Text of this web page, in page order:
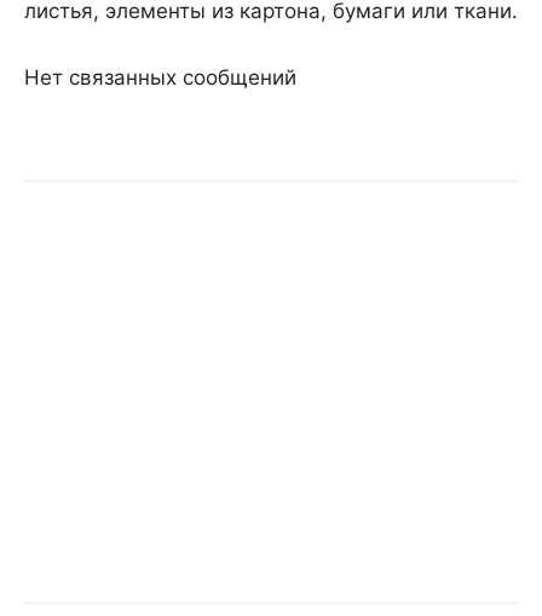
листья, элементы из картона, бумаги или ткани.
Нет связанных сообщений